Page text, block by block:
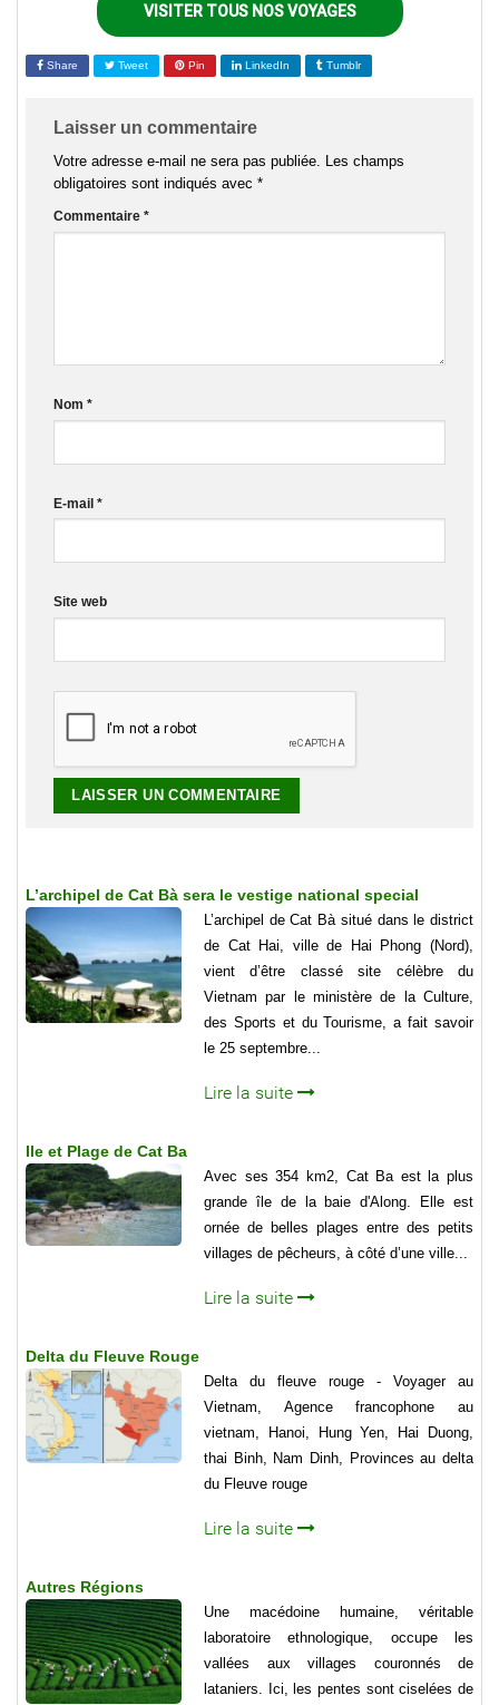
VISITER TOUS NOS VOYAGES
Share Tweet Pin LinkedIn Tumblr
Laisser un commentaire
Votre adresse e-mail ne sera pas publiée. Les champs
obligatoires sont indiqués avec *
Commentaire *
Nom *
E-mail *
Site web
L’archipel de Cat Bà sera le vestige national special
L’archipel de Cat Bà situé dans le district
de Cat Hai, ville de Hai Phong (Nord),
vient d’être classé site célèbre du
Vietnam par le ministère de la Culture,
des Sports et du Tourisme, a fait savoir
le 25 septembre...
Lire la suite
Ile et Plage de Cat Ba
Avec ses 354 km2, Cat Ba est la plus
grande île de la baie d'Along. Elle est
ornée de belles plages entre des petits
villages de pêcheurs, à côté d’une ville...
Lire la suite
Delta du Fleuve Rouge
Delta du fleuve rouge - Voyager au
Vietnam, Agence francophone au
vietnam, Hanoi, Hung Yen, Hai Duong,
thai Binh, Nam Dinh, Provinces au delta
du Fleuve rouge
Lire la suite
Autres Régions
Une macédoine humaine, véritable
laboratoire ethnologique, occupe les
vallées aux villages couronnés de
lataniers. Ici, les pentes sont ciselées de